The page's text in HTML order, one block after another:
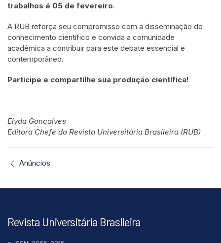
trabalhos é 05 de fevereiro.
A RUB reforça seu compromisso com a disseminação do
conhecimento científico e convida a comunidade
acadêmica a contribuir para este debate essencial e
contemporâneo.
Participe e compartilhe sua produção científica!
Elyda Gonçalves
Editora Chefe da Revista Universitária Brasileira (RUB)
Anúncios
Revista Universitária Brasileira